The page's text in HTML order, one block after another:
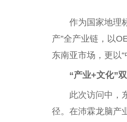
作为国家地理
产”全产业链，以
东南亚市场，更以“
“产业+文化”
此次访问中，
径。在沛霖龙脑产